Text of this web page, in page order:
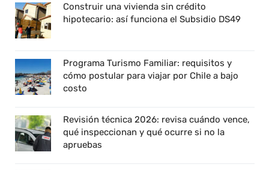
Construir una vivienda sin crédito
hipotecario: así funciona el Subsidio DS49
Programa Turismo Familiar: requisitos y
cómo postular para viajar por Chile a bajo
costo
Revisión técnica 2026: revisa cuándo vence,
qué inspeccionan y qué ocurre si no la
apruebas